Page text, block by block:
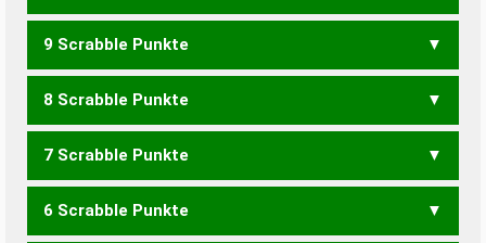
SCHASS SCHISS
9 Scrabble Punkte
ASCHS SACHS SCHIS
8 Scrabble Punkte
ACHS ASCH CASH CHIS
7 Scrabble Punkte
ACH CHI ICH SCH
6 Scrabble Punkte